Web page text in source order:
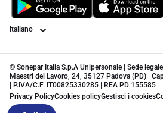
Lingua
© Sonepar Italia S.p.A Unipersonale | Sede
Maestri del Lavoro, 24, 35127 Padova (PD) |
| P.IVA/C.F. IT00825330285 | REA PD 155585
Privacy PolicyCookies policyGestisci i cookies